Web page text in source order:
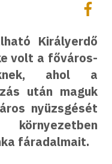
Királyerdő
volt a főváros-
ahol a
után maguk
nyüzsgését
fáradalmait.